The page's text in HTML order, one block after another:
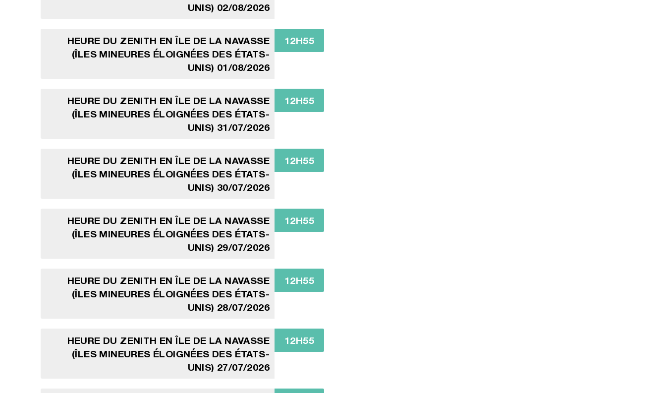
UNIS) 02/08/2026
HEURE DU ZENITH EN ÎLE DE LA NAVASSE
(ÎLES MINEURES ÉLOIGNÉES DES ÉTATS-
UNIS) 01/08/2026
12H55
HEURE DU ZENITH EN ÎLE DE LA NAVASSE
(ÎLES MINEURES ÉLOIGNÉES DES ÉTATS-
UNIS) 31/07/2026
12H55
HEURE DU ZENITH EN ÎLE DE LA NAVASSE
(ÎLES MINEURES ÉLOIGNÉES DES ÉTATS-
UNIS) 30/07/2026
12H55
HEURE DU ZENITH EN ÎLE DE LA NAVASSE
(ÎLES MINEURES ÉLOIGNÉES DES ÉTATS-
UNIS) 29/07/2026
12H55
HEURE DU ZENITH EN ÎLE DE LA NAVASSE
(ÎLES MINEURES ÉLOIGNÉES DES ÉTATS-
UNIS) 28/07/2026
12H55
HEURE DU ZENITH EN ÎLE DE LA NAVASSE
(ÎLES MINEURES ÉLOIGNÉES DES ÉTATS-
UNIS) 27/07/2026
12H55